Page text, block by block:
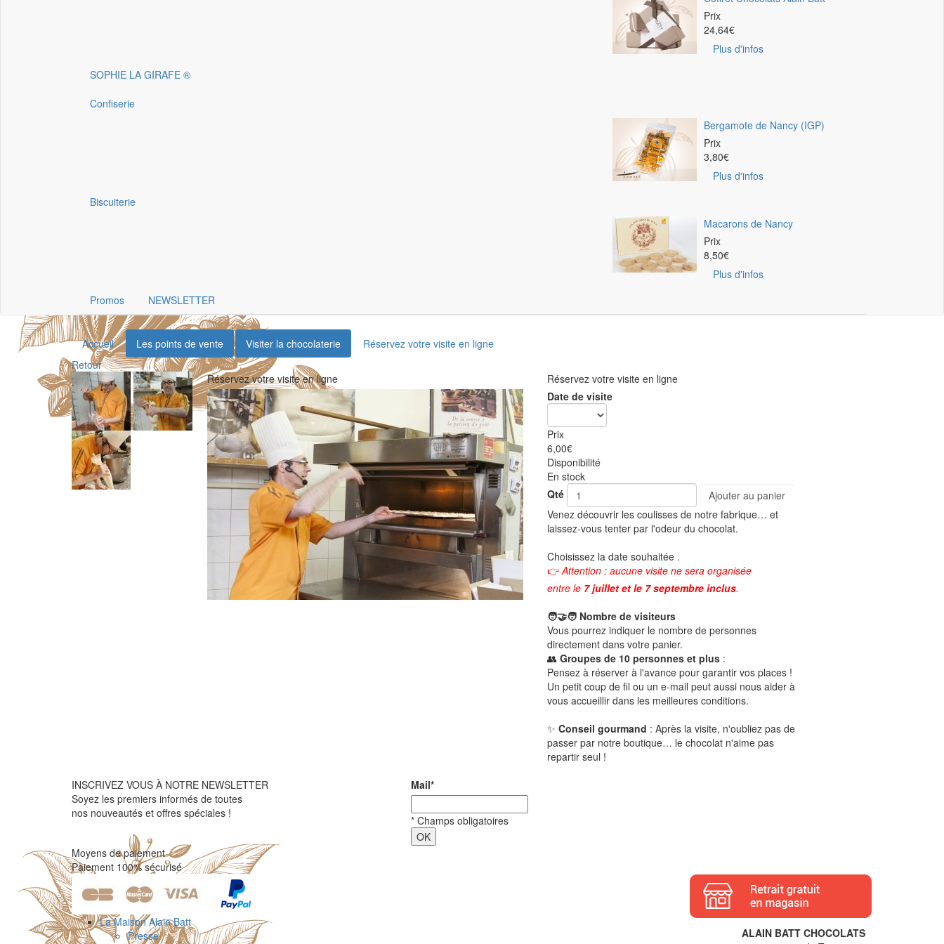
Prix
24,64€
Plus d'infos
SOPHIE LA GIRAFE ®
Confiserie
Bergamote de Nancy (IGP)
Prix
3,80€
Plus d'infos
Biscuiterie
Macarons de Nancy
Prix
8,50€
Plus d'infos
Promos
NEWSLETTER
Accueil Les points de vente Visiter la chocolaterie
Réservez votre visite en ligne
Retour
Réservez votre visite en ligne
Réservez votre visite en ligne
Date de visite
Prix
6,00€
Disponibilité
En stock
Qté
Ajouter au panier
Venez découvrir les coulisses de notre fabrique… et
laissez-vous tenter par l'odeur du chocolat.
Choisissez la date souhaitée .
👉Attention : aucune visite ne sera organisée
entre le 7 juillet et le 7 septembre inclus.
🧑🤝🧑 Nombre de visiteurs
Vous pourrez indiquer le nombre de personnes
directement dans votre panier.
👥 Groupes de 10 personnes et plus:
Pensez à réserver à l'avance pour garantir vos places !
Un petit coup de fil ou un e-mail peut aussi nous aider à
vous accueillir dans les meilleures conditions.
✨ Conseil gourmand : Après la visite, n'oubliez pas de
passer par notre boutique… le chocolat n'aime pas
repartir seul !
INSCRIVEZ VOUS À NOTRE NEWSLETTER
Soyez les premiers informés de toutes
nos nouveautés et offres spéciales !
Mail*
* Champs obligatoires
Moyens de paiement
Paiement 100% sécurisé
ALAIN BATT CHOCOLATS
La Maison Alain Batt
Presse